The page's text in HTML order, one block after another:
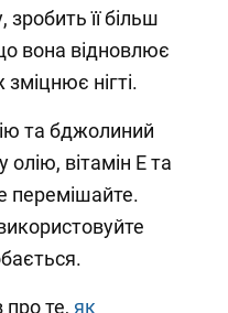
її більш
вона відновлює
нігті.
та бджолиний
вітамін Е та
перемішайте.
про те, як